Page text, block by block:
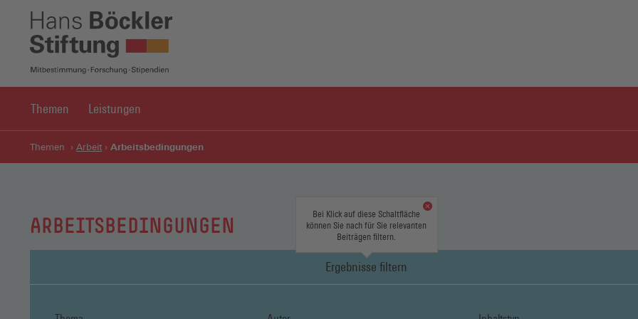
Themen Leistungen
Themen Arbeit Arbeitsbedingungen
ARBEITSBEDINGUNGEN
Ergebnisse filtern
Bei Klick auf diese Schaltfläche
können Sie nach für Sie relevanten
Beiträgen filtern.